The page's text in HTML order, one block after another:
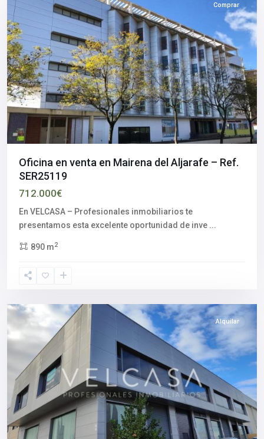
Comprar
Oficina en venta en Mairena del Aljarafe – Ref.
SER25119
712.000€
En VELCASA – Profesionales inmobiliarios te
presentamos esta excelente oportunidad de inve ...
890 m2
Aljarafe,
Sevilla
Alquilar